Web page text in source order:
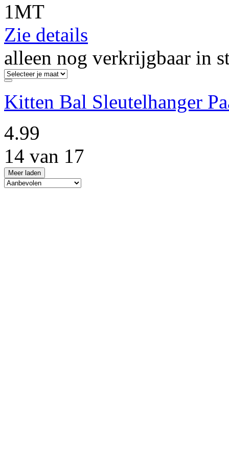
1MT
Zie details
alleen nog verkrijgbaar in
Kitten Bal Sleutelhanger
4.99
14 van 17
Meer laden